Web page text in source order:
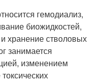
гемодиализ,
биожидкостей,
хранение стволовых
занимается
изменением